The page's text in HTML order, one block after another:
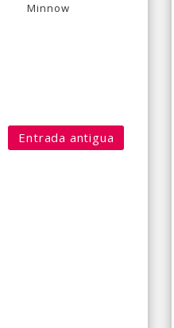
Minnow
Entrada antigua